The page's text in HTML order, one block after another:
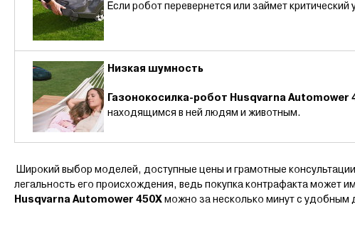
Если робот перевернется или займет
Низкая шумность
Газонокосилка-робот Husqvarna Automower
находящимся в ней людям и животным.
Широкий выбор моделей, доступные цены и грамотные
легальность его происхождения, ведь покупка контрафакта может
Husqvarna Automower 450Xможно за несколько минут с удобным